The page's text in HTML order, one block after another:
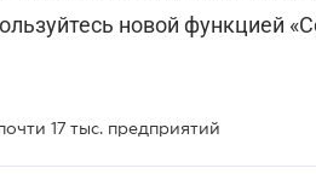
новой функцией
17 тыс. предприятий